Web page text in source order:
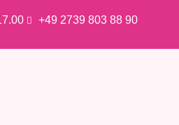
+49 2739 803 88 90